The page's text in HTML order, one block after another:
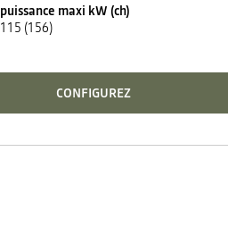
puissance maxi kW (ch)
115 (156)
CONFIGUREZ